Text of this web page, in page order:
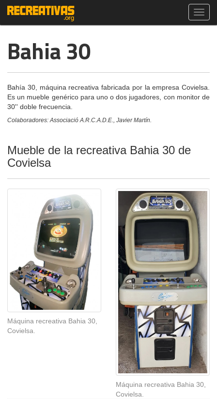
Bahia 30
Bahía 30, máquina recreativa fabricada por la empresa Covielsa.
Es un mueble genérico para uno o dos jugadores, con monitor de
30'' doble frecuencia.
Colaboradores: Associació A.R.C.A.D.E., Javier Martín.
Mueble de la recreativa Bahia 30 de
Covielsa
Máquina recreativa Bahia 30,
Covielsa.
Máquina recreativa Bahia 30,
Covielsa.